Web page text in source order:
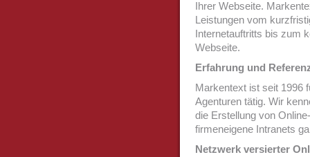
Ihrer Webseite.
Leistungen vom
Internetauftritts bis zum
Webseite.
Erfahrung und
Markentext ist seit 1996
Agenturen tätig. Wir
die Erstellung von
firmeneigene Intranets
Netzwerk versierter